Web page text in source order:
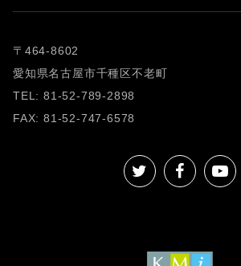
〒464-8602
愛知県名古屋市千種区不老町
TEL: 81-52-789-2898
FAX: 81-52-747-6578